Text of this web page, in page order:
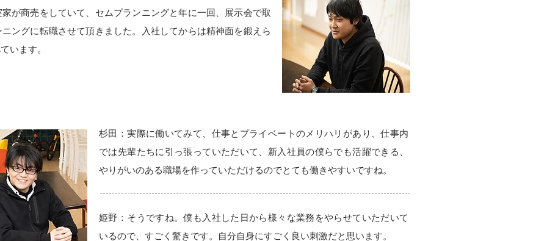
が商売をしていて、セムプランニングと年に一回、展示会で取
ングに転職させて頂きました。入社してからは精神面を鍛えら
います。
杉田：実際に働いてみて、仕事とプライベートのメリハリがあり、仕事内
では先輩たちに引っ張っていただいて、新入社員の僕らでも活躍できる、
やりがいのある職場を作っていただけるのでとても働きやすいですね。
姫野：そうですね。僕も入社した日から様々な業務をやらせていただいて
いるので、すごく驚きです。自分自身にすごく良い刺激だと思います。